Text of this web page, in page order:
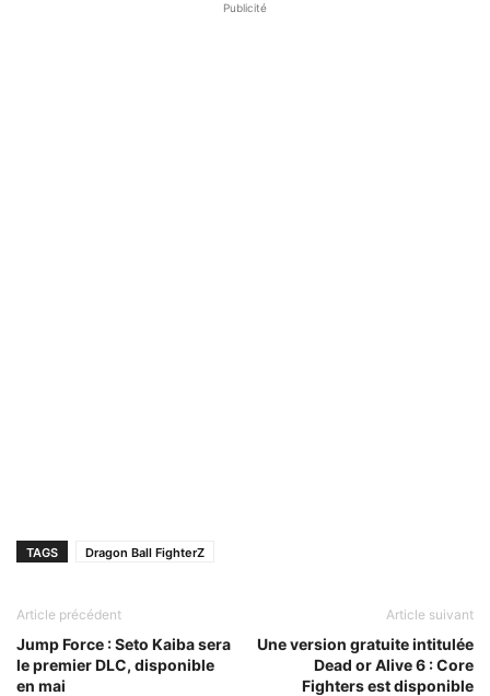
Publicité
TAGS Dragon Ball FighterZ
Article précédent
Jump Force : Seto Kaiba sera
le premier DLC, disponible
en mai
Article suivant
Une version gratuite intitulée
Dead or Alive 6 : Core
Fighters est disponible